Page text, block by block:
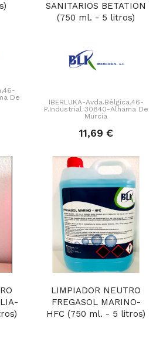
De
SANITARIOS BETATION
(750 ml. - 5 litros)
IBERLUKA-Avda.Bélgica,46-
P.Industrial 30840-Alhama De
Murcia
11,69 €
LIMPIADOR NEUTRO
FREGASOL MARINO-
HFC (750 ml. - 5 litros)